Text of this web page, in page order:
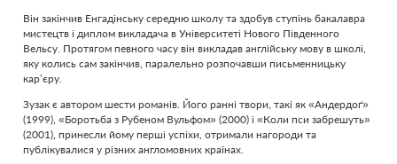
Він закінчив Енгадінську середню школу та здобув ступінь бакалавра
мистецтв і диплом викладача в Університеті Нового Південного
Вельсу. Протягом певного часу він викладав англійську мову в школі,
яку колись сам закінчив, паралельно розпочавши письменницьку
кар’єру.
Зузак є автором шести романів. Його ранні твори, такі як «Андердоґ»
(1999), «Боротьба з Рубеном Вульфом» (2000) і «Коли пси забрешуть»
(2001), принесли йому перші успіхи, отримали нагороди та
публікувалися у різних англомовних країнах.